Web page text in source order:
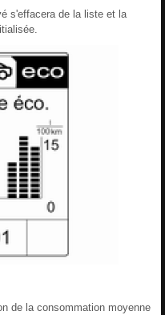
s'effacera de la liste et la
de la consommation moyenne